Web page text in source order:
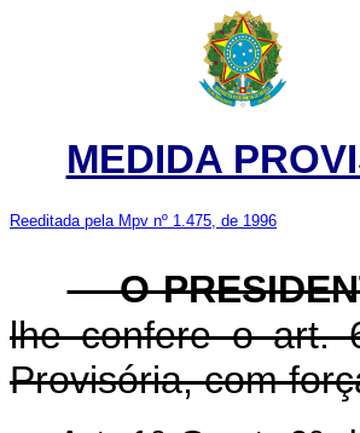
MEDIDA
Reeditada pela Mpv nº 1.475, de 1996
O
lhe confere o art.
Provisória, com